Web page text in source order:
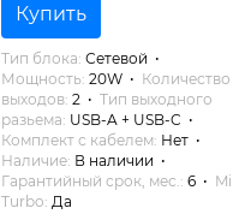
Купить
Тип блока Сетевой
Мощность 20W
Количество
выходов 2
Тип выходного
разьема USB-A + USB-C
Комплект с кабелем Нет
Наличие В наличии
Гарантийный срок, мес. 6
Mi
Turbo Да